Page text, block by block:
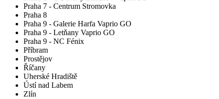
Praha 7 - Centrum Stromovka
Praha 8
Praha 9 - Galerie Harfa Vaprio GO
Praha 9 - Letňany Vaprio GO
Praha 9 - NC Fénix
Příbram
Prostějov
Říčany
Uherské Hradiště
Ústí nad Labem
Zlín